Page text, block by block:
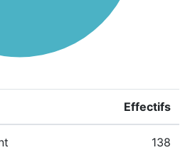
Effectifs
138